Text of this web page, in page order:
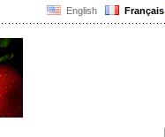
English Français